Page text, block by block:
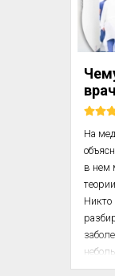
нами
за
по
На
в нем
Никто